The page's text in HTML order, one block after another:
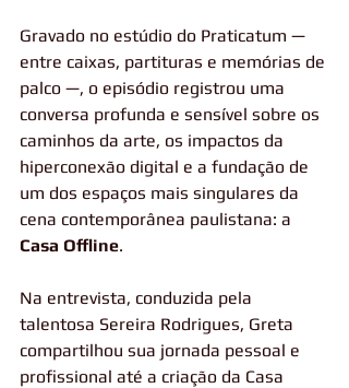
Gravado no estúdio do Praticatum —
entre caixas, partituras e memórias de
palco —, o episódio registrou uma
conversa profunda e sensível sobre os
caminhos da arte, os impactos da
hiperconexão digital e a fundação de
um dos espaços mais singulares da
cena contemporânea paulistana: a
Casa Offline.
Na entrevista, conduzida pela
talentosa Sereira Rodrigues, Greta
compartilhou sua jornada pessoal e
profissional até a criação da Casa